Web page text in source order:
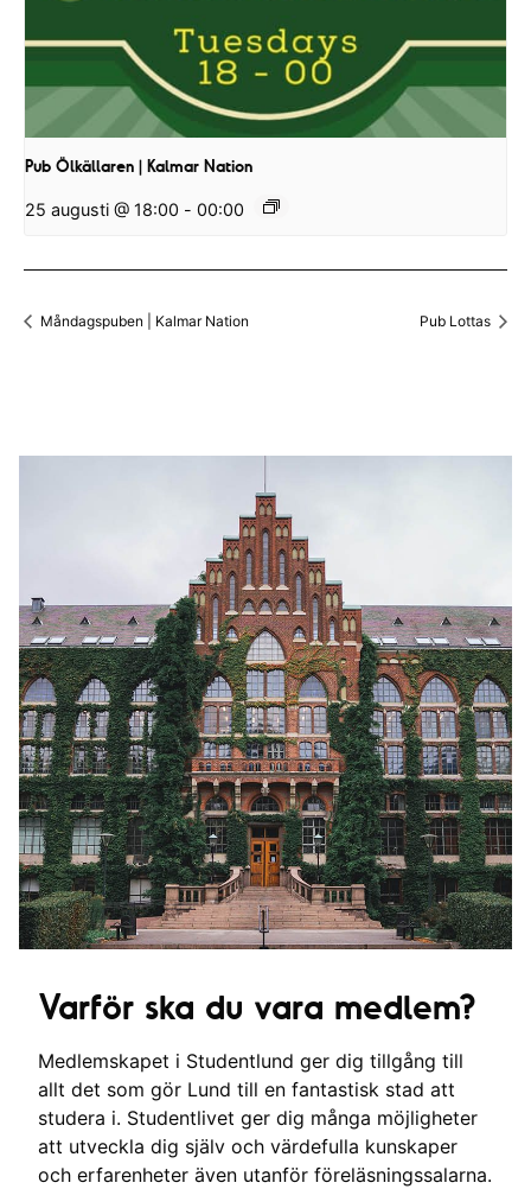
Pub Ölkällaren | Kalmar Nation
25 augusti @ 18:00 - 00:00
Måndagspuben | Kalmar Nation Pub Lottas
Varför ska du vara medlem?
Medlemskapet i Studentlund ger dig tillgång till
allt det som gör Lund till en fantastisk stad att
studera i. Studentlivet ger dig många möjligheter
att utveckla dig själv och värdefulla kunskaper
och erfarenheter även utanför föreläsningssalarna.